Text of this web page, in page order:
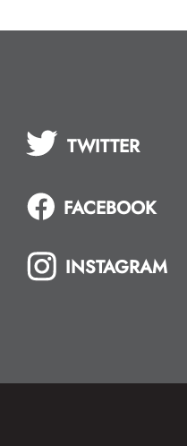
TWITTER
FACEBOOK
INSTAGRAM